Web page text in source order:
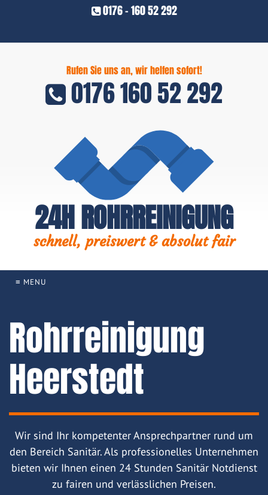
0176 - 160 52 292
Rufen Sie uns an, wir helfen sofort!
0176 160 52 292
24H ROHRREINIGUNG
schnell, preiswert & absolut fair
≡ MENU
Rohrreinigung
Heerstedt
Wir sind Ihr kompetenter Ansprechpartner rund um
den Bereich Sanitär. Als professionelles Unternehmen
bieten wir Ihnen einen 24 Stunden Sanitär Notdienst
zu fairen und verlässlichen Preisen.